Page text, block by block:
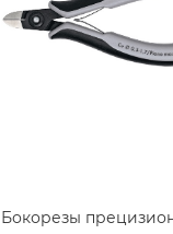
Бокорезы